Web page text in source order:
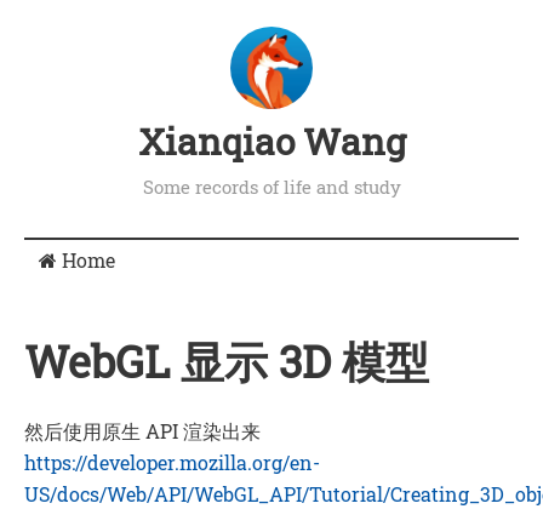
Xianqiao Wang
Some records of life and study
Home
WebGL 显示 3D 模型
然后使用原生 API 渲染出来
https://developer.mozilla.org/en-
US/docs/Web/API/WebGL_API/Tutorial/